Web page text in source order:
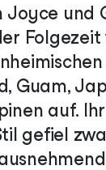
Joyce und
Folgezeit
Guam,
auf.
gefiel